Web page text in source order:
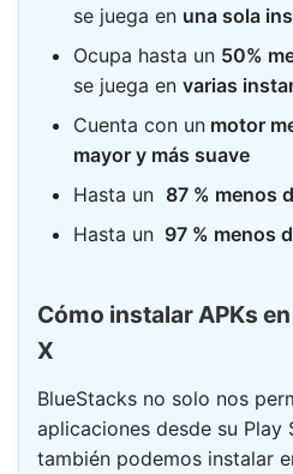
se juega en una sola
Ocupa hasta un 50%
se juega en varias
Cuenta con un motor
mayor y más suave
Hasta un 87 % menos
Hasta un 97 % menos
Cómo instalar APKs
X
BlueStacks no solo nos
aplicaciones desde su Play
también podemos instalar